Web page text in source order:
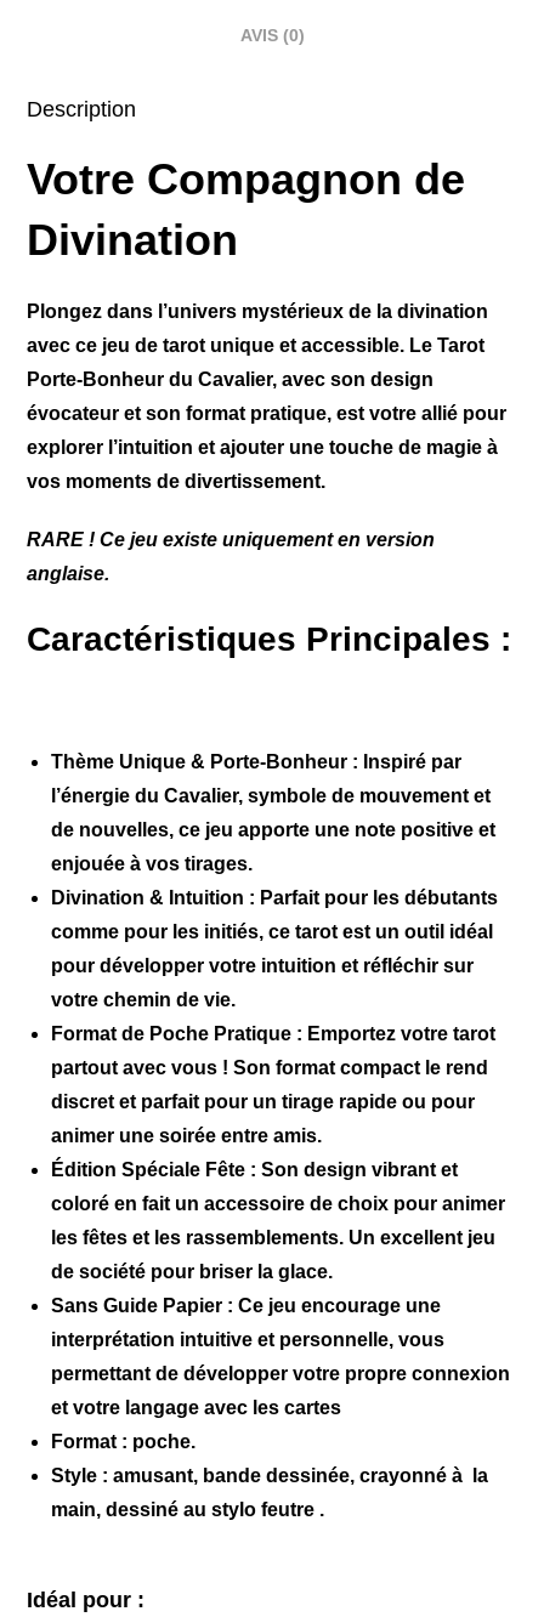
AVIS (0)
Description
Votre Compagnon de
Divination
Plongez dans l’univers mystérieux de la divination
avec ce jeu de tarot unique et accessible. Le Tarot
Porte-Bonheur du Cavalier, avec son design
évocateur et son format pratique, est votre allié pour
explorer l’intuition et ajouter une touche de magie à
vos moments de divertissement.
RARE ! Ce jeu existe uniquement en version
anglaise.
Caractéristiques Principales :
Thème Unique & Porte-Bonheur : Inspiré par
l’énergie du Cavalier, symbole de mouvement et
de nouvelles, ce jeu apporte une note positive et
enjouée à vos tirages.
Divination & Intuition : Parfait pour les débutants
comme pour les initiés, ce tarot est un outil idéal
pour développer votre intuition et réfléchir sur
votre chemin de vie.
Format de Poche Pratique : Emportez votre tarot
partout avec vous ! Son format compact le rend
discret et parfait pour un tirage rapide ou pour
animer une soirée entre amis.
Édition Spéciale Fête : Son design vibrant et
coloré en fait un accessoire de choix pour animer
les fêtes et les rassemblements. Un excellent jeu
de société pour briser la glace.
Sans Guide Papier : Ce jeu encourage une
interprétation intuitive et personnelle, vous
permettant de développer votre propre connexion
et votre langage avec les cartes
Format : poche.
Style : amusant, bande dessinée, crayonné à la
main, dessiné au stylo feutre .
Idéal pour :